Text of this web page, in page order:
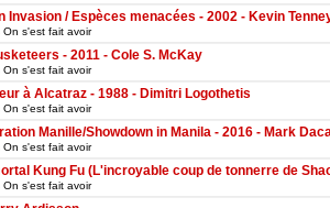
Invasion / Espèces menacées - 2002 - Kevin
On s'est fait avoir
- 2011 - Cole S. McKay
On s'est fait avoir
à Alcatraz - 1988 - Dimitri Logothetis
On s'est fait avoir
Manille/Showdown in Manila - 2016 - Mark
On s'est fait avoir
Kung Fu (L'incroyable coup de tonnerre de
On s'est fait avoir